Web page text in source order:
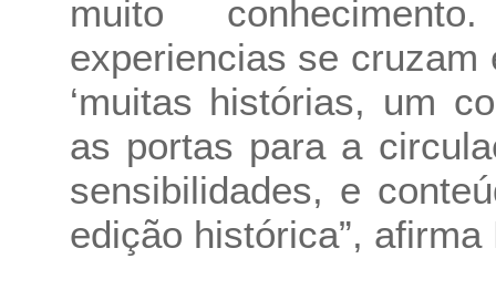
muito
experiencias se
‘muitas histórias, um
as portas para a
sensibilidades, e
edição histórica”, afirma